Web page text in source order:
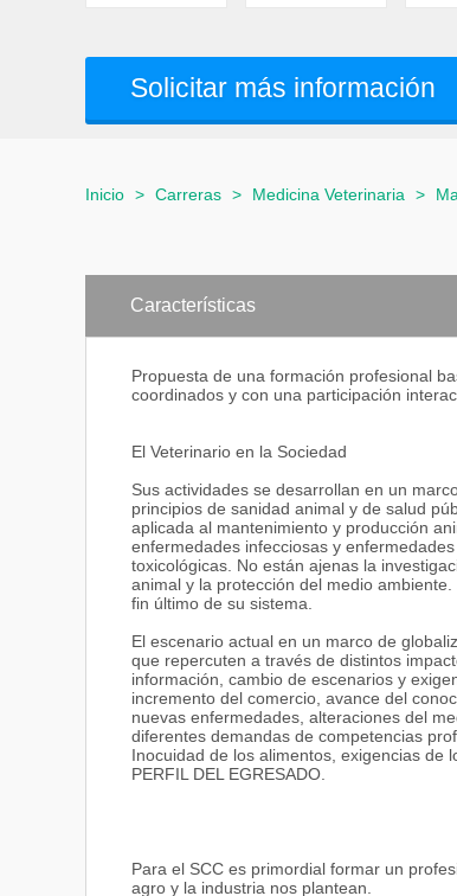
Solicitar más información
Inicio > Carreras > Medicina Veterinaria >
Características
Propuesta de una formación profesional
coordinados y con una participación
El Veterinario en la Sociedad
Sus actividades se desarrollan en un
principios de sanidad animal y de salud
aplicada al mantenimiento y producción
enfermedades infecciosas y
toxicológicas. No están ajenas la
animal y la protección del medio
fin último de su sistema.
El escenario actual en un marco de
que repercuten a través de distintos
información, cambio de escenarios y
incremento del comercio, avance del
nuevas enfermedades, alteraciones del
diferentes demandas de competencias
Inocuidad de los alimentos, exigencias de
PERFIL DEL EGRESADO.
Para el SCC es primordial formar un
agro y la industria nos plantean.